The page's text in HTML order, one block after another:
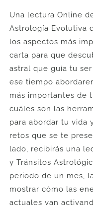
Una lectura Online
Astrología Evolutiva
los aspectos más
carta para que
astral que guía tu
ese tiempo
más importantes de
cuáles son las
para abordar tu vida
retos que se te
lado, recibirás una
y Tránsitos
periodo de un mes,
mostrar cómo las
actuales van